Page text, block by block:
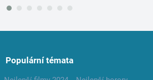
Populární témata